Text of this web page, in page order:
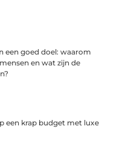
een goed doel: waarom
en wat zijn de
een krap budget met luxe